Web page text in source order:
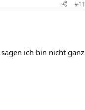
#11
ich bin nicht ganz